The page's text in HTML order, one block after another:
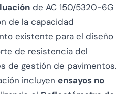
de AC 150/5320-6G
de la capacidad
existente para el diseño
de resistencia del
de gestión de pavimentos.
incluyen ensayos no